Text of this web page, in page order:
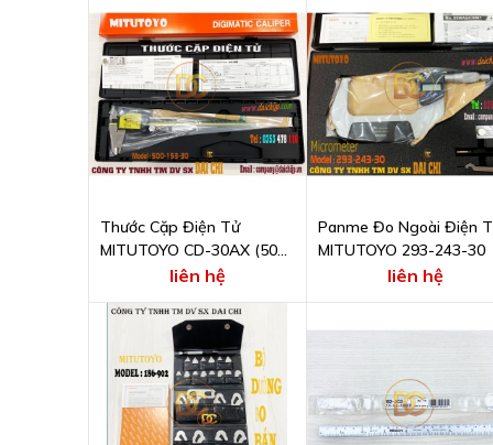
Thước Cặp Điện Tử
MITUTOYO CD-30AX (500-
liên hệ
Panme Đo Ngoài Điện
MITUTOYO 293-243-30
liên hệ